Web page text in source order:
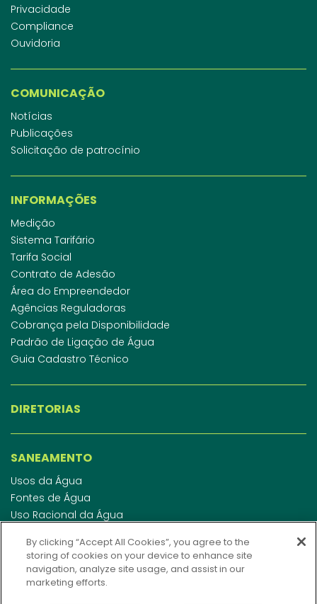
Privacidade
Compliance
Ouvidoria
COMUNICAÇÃO
Notícias
Publicações
Solicitação de patrocínio
INFORMAÇÕES
Medição
Sistema Tarifário
Tarifa Social
Contrato de Adesão
Área do Empreendedor
Agências Reguladoras
Cobrança pela Disponibilidade
Padrão de Ligação de Água
Guia Cadastro Técnico
DIRETORIAS
SANEAMENTO
Usos da Água
Fontes de Água
Uso Racional da Água
Esgotamento Sanitário
Regulamento de Água e Esgoto
Indicadores de qualidade da água
By clicking “Accept All Cookies”, you agree to the
storing of cookies on your device to enhance site
navigation, analyze site usage, and assist in our
marketing efforts.